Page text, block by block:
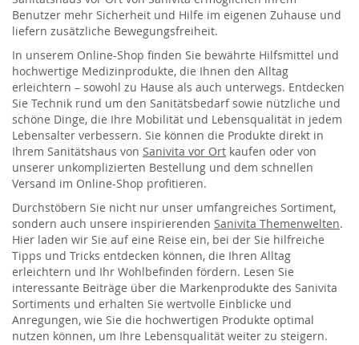
Benutzer mehr Sicherheit und Hilfe im eigenen Zuhause und
liefern zusätzliche Bewegungsfreiheit.
In unserem Online-Shop finden Sie bewährte Hilfsmittel und
hochwertige Medizinprodukte, die Ihnen den Alltag
erleichtern – sowohl zu Hause als auch unterwegs. Entdecken
Sie Technik rund um den Sanitätsbedarf sowie nützliche und
schöne Dinge, die Ihre Mobilität und Lebensqualität in jedem
Lebensalter verbessern. Sie können die Produkte direkt in
Ihrem Sanitätshaus von Sanivita vor Ort kaufen oder von
unserer unkomplizierten Bestellung und dem schnellen
Versand im Online-Shop profitieren.
Durchstöbern Sie nicht nur unser umfangreiches Sortiment,
sondern auch unsere inspirierenden Sanivita Themenwelten.
Hier laden wir Sie auf eine Reise ein, bei der Sie hilfreiche
Tipps und Tricks entdecken können, die Ihren Alltag
erleichtern und Ihr Wohlbefinden fördern. Lesen Sie
interessante Beiträge über die Markenprodukte des Sanivita
Sortiments und erhalten Sie wertvolle Einblicke und
Anregungen, wie Sie die hochwertigen Produkte optimal
nutzen können, um Ihre Lebensqualität weiter zu steigern.